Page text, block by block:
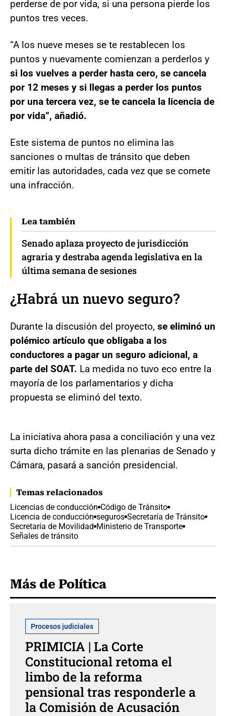
perderse de por vida, si una persona pierde los
puntos tres veces.
“A los nueve meses se te restablecen los
puntos y nuevamente comienzan a perderlos y
si los vuelves a perder hasta cero, se cancela
por 12 meses y si llegas a perder los puntos
por una tercera vez, se te cancela la licencia de
por vida”, añadió.
Este sistema de puntos no elimina las
sanciones o multas de tránsito que deben
emitir las autoridades, cada vez que se comete
una infracción.
Lea también
Senado aplaza proyecto de jurisdicción
agraria y destraba agenda legislativa en la
última semana de sesiones
¿Habrá un nuevo seguro?
Durante la discusión del proyecto, se eliminó un
polémico artículo que obligaba a los
conductores a pagar un seguro adicional, a
parte del SOAT. La medida no tuvo eco entre la
mayoría de los parlamentarios y dicha
propuesta se eliminó del texto.
La iniciativa ahora pasa a conciliación y una vez
surta dicho trámite en las plenarias de Senado y
Cámara, pasará a sanción presidencial.
Temas relacionados
Licencias de conducción Código de Tránsito
Licencia de conducción seguros Secretaría de Tránsito
Secretaría de Movilidad Ministerio de Transporte
Señales de tránsito
Más de Política
Procesos judiciales
PRIMICIA | La Corte
Constitucional retoma el
limbo de la reforma
pensional tras responderle a
la Comisión de Acusación